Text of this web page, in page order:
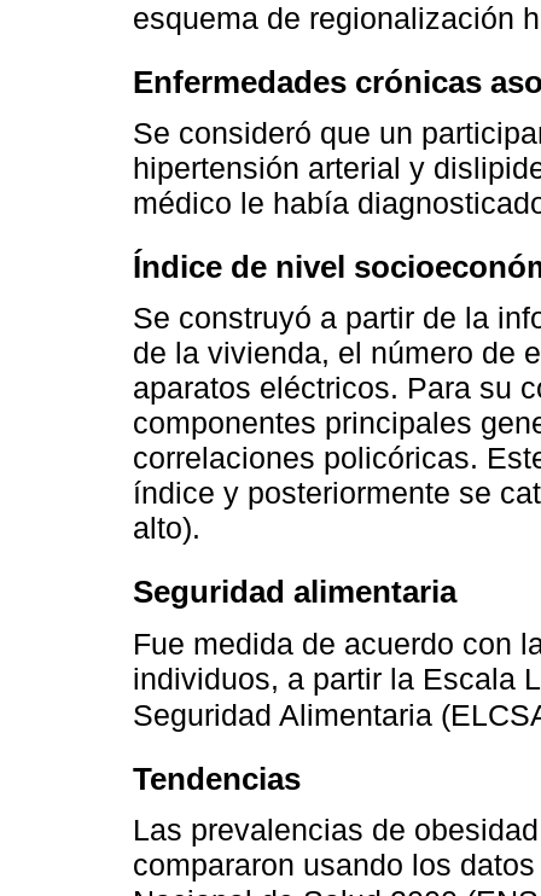
esquema de regionalización
Enfermedades crónicas
Se consideró que un
hipertensión arterial y
médico le había
Índice de nivel
Se construyó a partir de la
de la vivienda, el número de
aparatos eléctricos. Para su
componentes principales
correlaciones policóricas.
índice y posteriormente se
alto).
Seguridad alimentaria
Fue medida de acuerdo con
individuos, a partir la Escala
Seguridad Alimentaria
Tendencias
Las prevalencias de
compararon usando los